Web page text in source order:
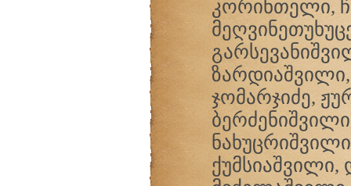
კორინთელი,
ჯომარჯიძე,
ქუმსიაშვილი,